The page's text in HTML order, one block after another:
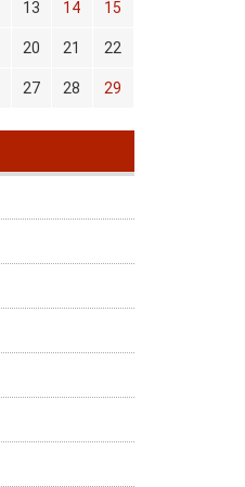
13 14 15
20 21 22
27 28 29